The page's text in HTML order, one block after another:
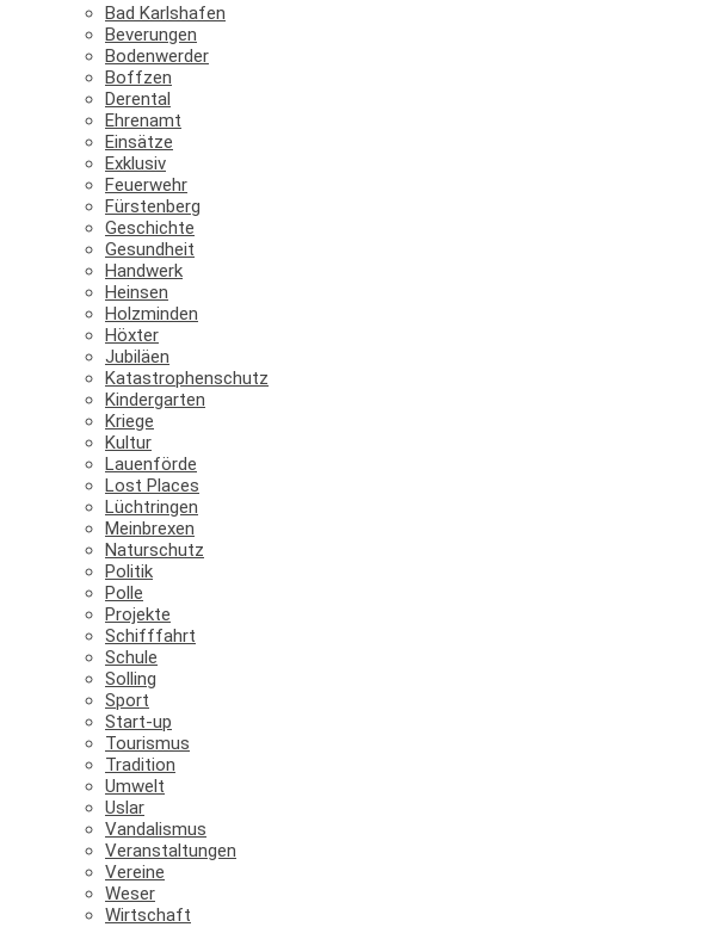
Bad Karlshafen
Beverungen
Bodenwerder
Boffzen
Derental
Ehrenamt
Einsätze
Exklusiv
Feuerwehr
Fürstenberg
Geschichte
Gesundheit
Handwerk
Heinsen
Holzminden
Höxter
Jubiläen
Katastrophenschutz
Kindergarten
Kriege
Kultur
Lauenförde
Lost Places
Lüchtringen
Meinbrexen
Naturschutz
Politik
Polle
Projekte
Schifffahrt
Schule
Solling
Sport
Start-up
Tourismus
Tradition
Umwelt
Uslar
Vandalismus
Veranstaltungen
Vereine
Weser
Wirtschaft